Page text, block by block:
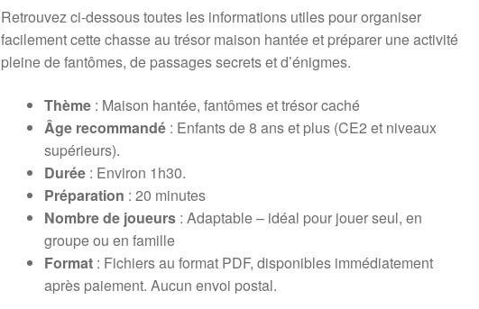
Retrouvez ci-dessous toutes les informations utiles pour organiser
facilement cette chasse au trésor maison hantée et préparer une activité
pleine de fantômes, de passages secrets et d’énigmes.
Thème: Maison hantée, fantômes et trésor caché
Âge recommandé: Enfants de 8 ans et plus (CE2 et niveaux
supérieurs).
Durée: Environ 1h30.
Préparation : 20 minutes
Nombre de joueurs: Adaptable – idéal pour jouer seul, en
groupe ou en famille
Format: Fichiers au format PDF, disponibles immédiatement
après paiement. Aucun envoi postal.